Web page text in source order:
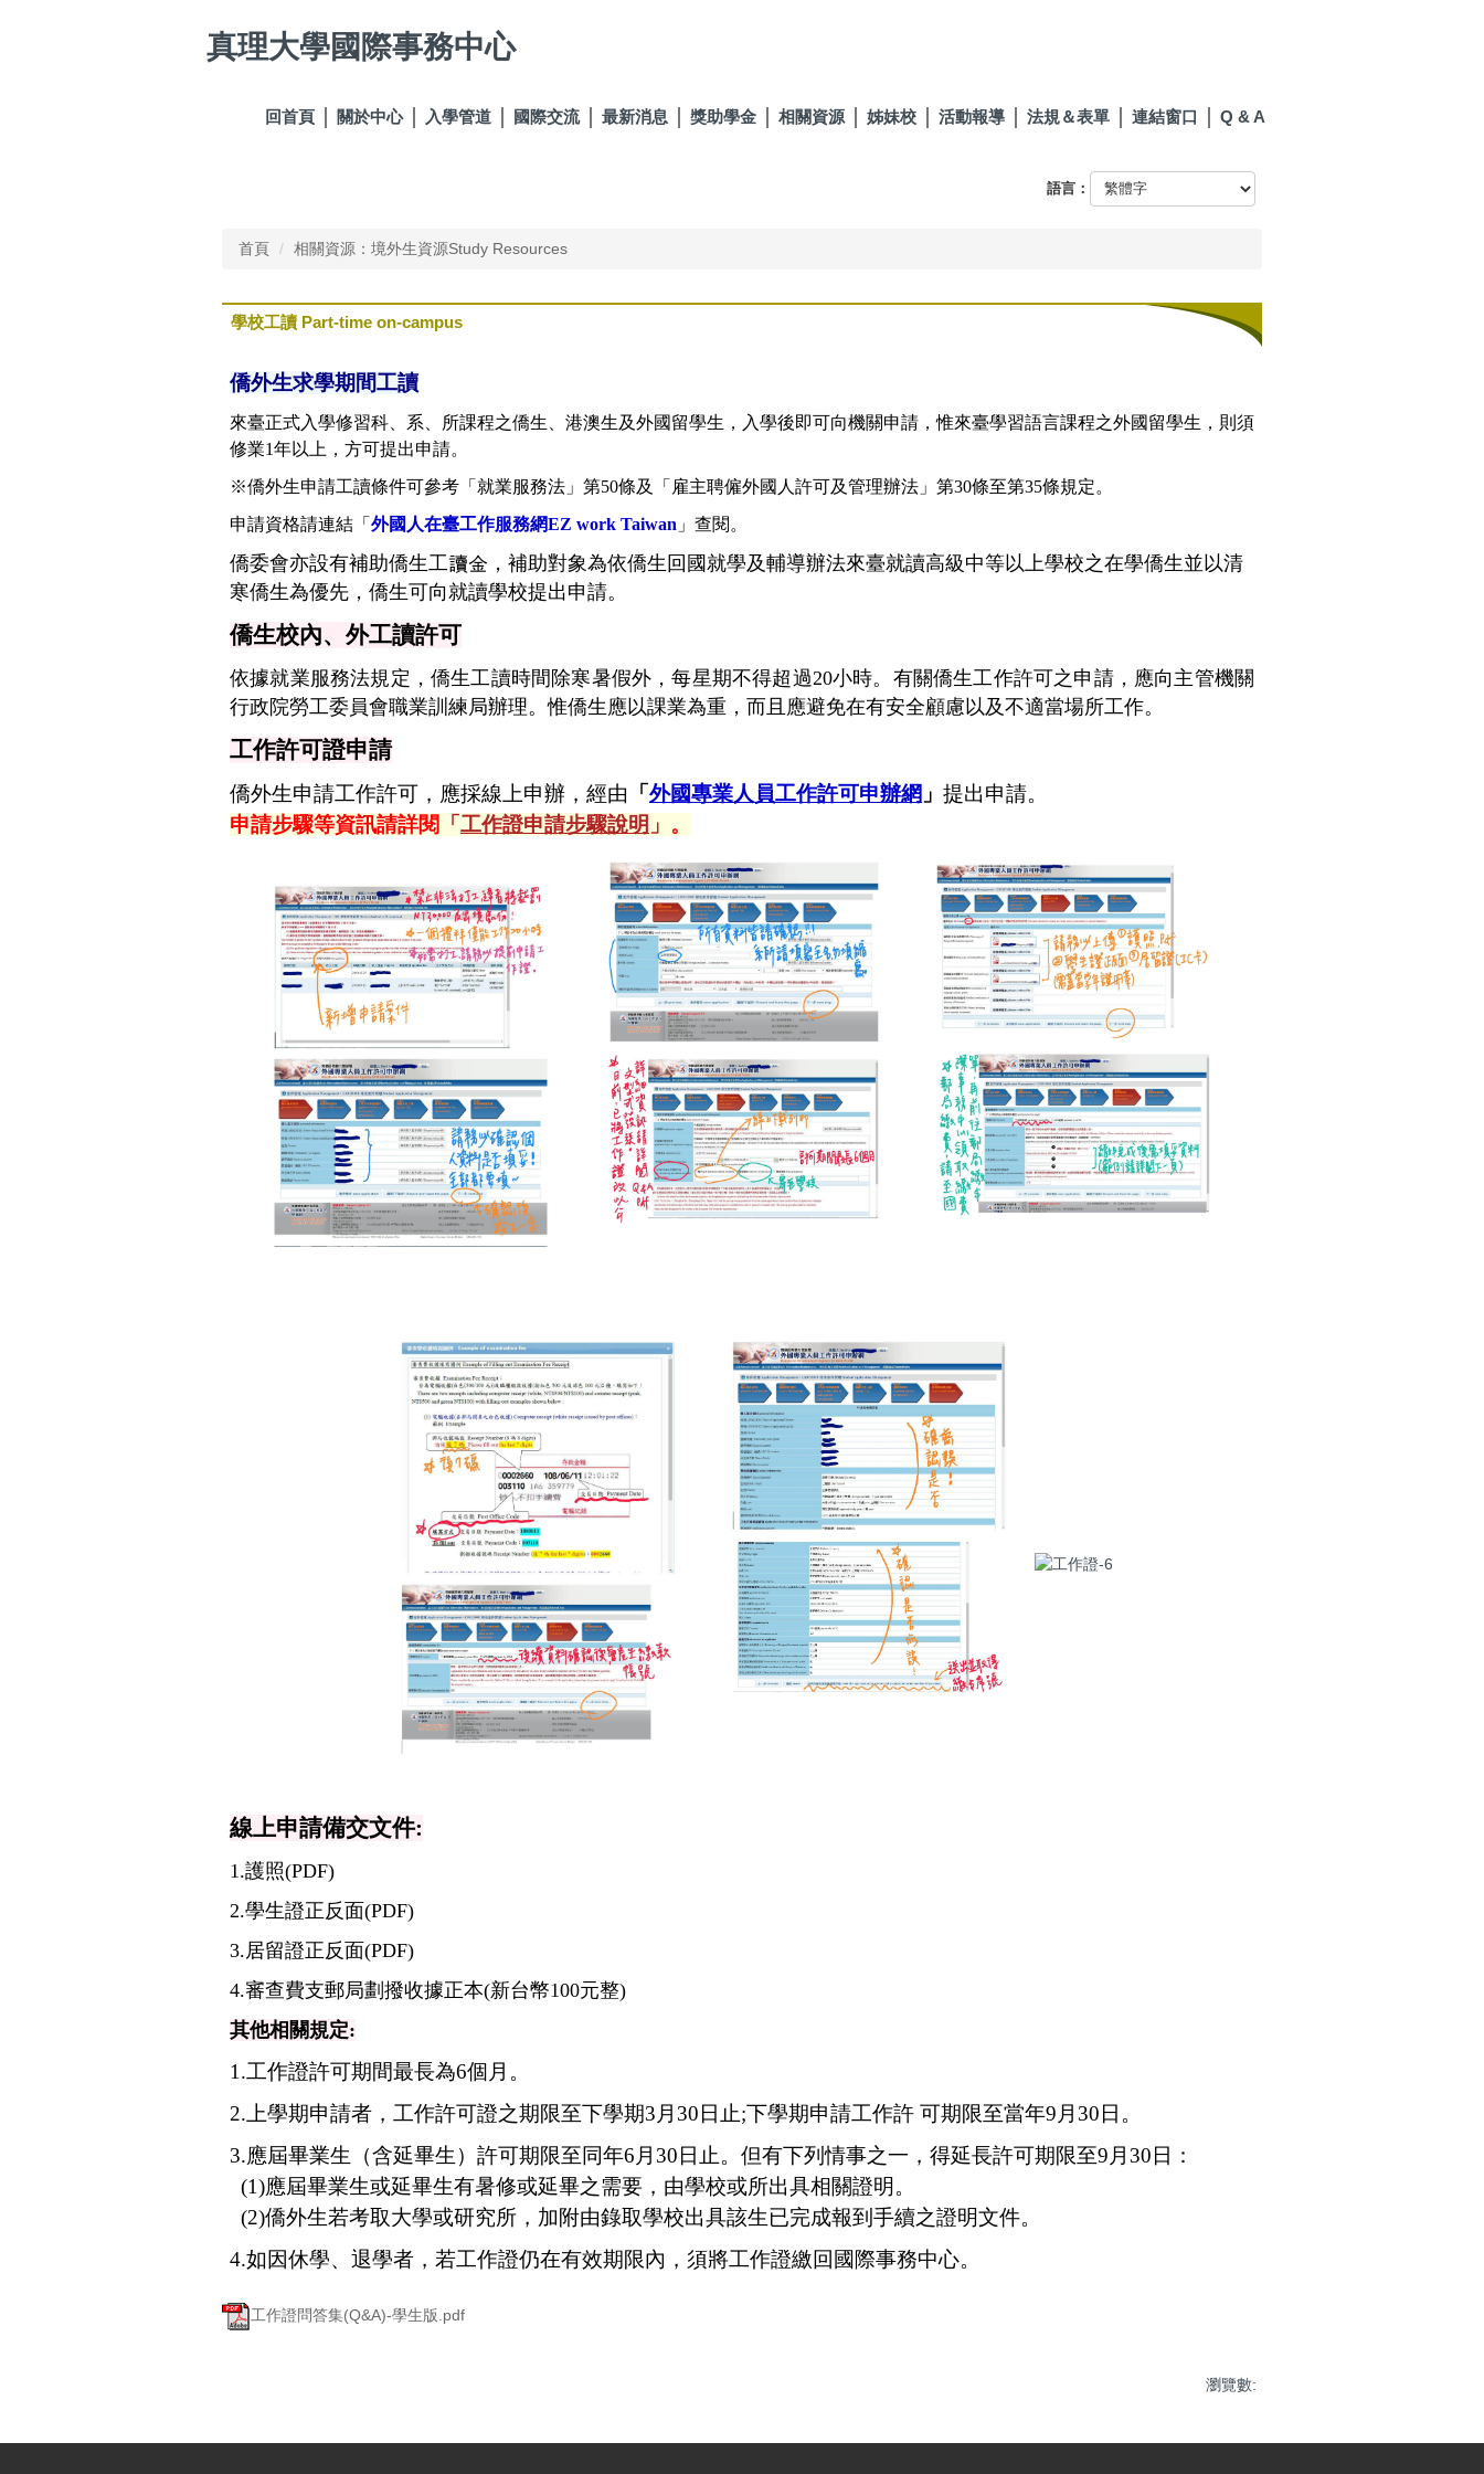
真理大學國際事務中心
回首頁 關於中心 入學管道 國際交流 最新消息 獎助學金 相關資源 姊妹校 活動報導 法規＆表單 連結窗口 Q & A
語言：
首頁 相關資源：境外生資源Study Resources
學校工讀 Part-time on-campus
僑外生求學期間工讀
來臺正式入學修習科、系、所課程之僑生、港澳生及外國留學生，入學後即可向機關申請，惟來臺學習語言課程之外國留學生，則須
修業1年以上，方可提出申請。
※僑外生申請工讀條件可參考「就業服務法」 第50條及「雇主聘僱外國人許可及管理辦法」第30條至第35條規定。
申請資格請連結「 外國人在臺工作服務網EZ work Taiwan 」查閱。
僑委會亦設有補助僑生工讀金，補助對象為依僑生回國就學及輔導辦法來臺就讀高級中等以上學校之在學僑生並以清
寒僑生為優先，僑生可向就讀學校提出申請。
僑生校內、外工讀許可
依據就業服務法規定，僑生工讀時間除寒暑假外，每星期不得超過20小時。有關僑生工作許可之申請，應向主管機關
行政院勞工委員會職業訓練局辦理。惟僑生應以課業為重，而且應避免在有安全顧慮以及不適當場所工作。
工作許可證申請
僑外生申請工作許可，應採線上申辦，經由 「外國專業人員工作許可申辦網 」 提出申請。
申請步驟等資訊請詳閱 「工作證申請步驟說明 」 。
線上申請備交文件:
1.護照(PDF)
2.學生證正反面(PDF)
3.居留證正反面(PDF)
4.審查費支郵局劃撥收據正本(新台幣100元整)
其他相關規定:
1.工作證許可期間最長為6個月。
2.上學期申請者，工作許可證之期限至下學期3月30日止;下學期申請工作許 可期限至當年9月30日。
3.應屆畢業生（含延畢生）許可期限至同年6月30日止。但有下列情事之一，得延長許可期限至9月30日：
(1)應屆畢業生或延畢生有暑修或延畢之需要，由學校或所出具相關證明。
(2)僑外生若考取大學或研究所，加附由錄取學校出具該生已完成報到手續之證明文件。
4.如因休學、退學者，若工作證仍在有效期限內，須將工作證繳回國際事務中心。
工作證問答集(Q&A)-學生版.pdf
瀏覽數: